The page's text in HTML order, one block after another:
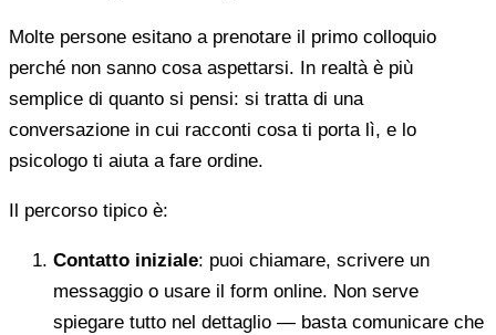
Molte persone esitano a prenotare il primo colloquio
perché non sanno cosa aspettarsi. In realtà è più
semplice di quanto si pensi: si tratta di una
conversazione in cui racconti cosa ti porta lì, e lo
psicologo ti aiuta a fare ordine.
Il percorso tipico è:
Contatto iniziale: puoi chiamare, scrivere un
messaggio o usare il form online. Non serve
spiegare tutto nel dettaglio — basta comunicare che